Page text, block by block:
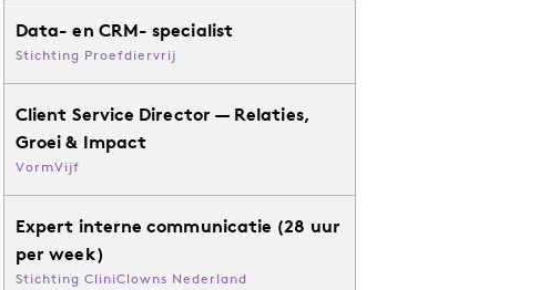
Data- en CRM- specialist
Stichting Proefdiervrij
Client Service Director — Relaties,
Groei & Impact
VormVijf
Expert interne communicatie (28 uur
per week)
Stichting CliniClowns Nederland